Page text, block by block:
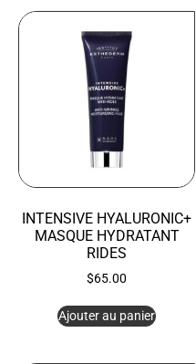
INTENSIVE HYALURONIC+
MASQUE HYDRATANT
RIDES
$65.00
Ajouter au panier